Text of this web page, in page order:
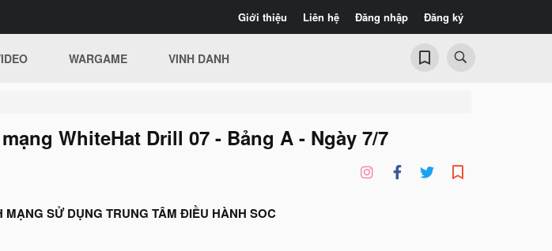
Giới thiệu Liên hệ Đăng nhập Đăng ký
WARGAME VINH DANH
WhiteHat Drill 07 - Bảng A - Ngày 7/7
SỬ DỤNG TRUNG TÂM ĐIỀU HÀNH SOC